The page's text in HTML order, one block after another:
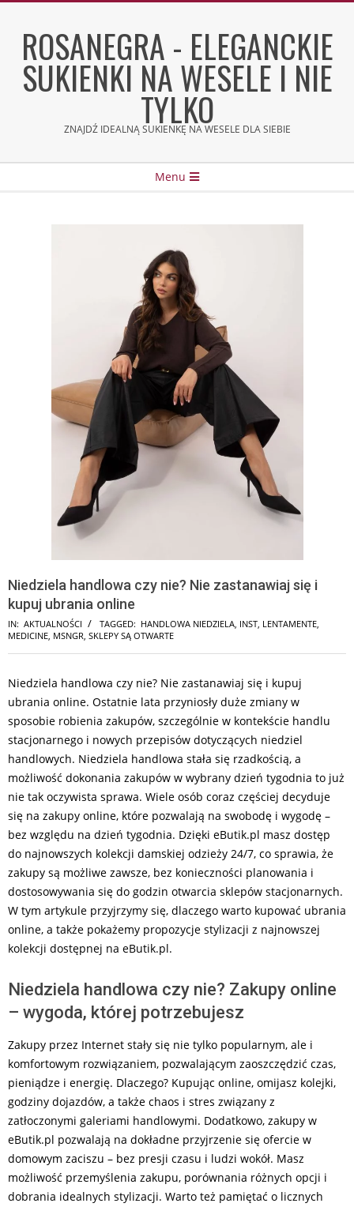
contentROSANEGRA - ELEGANCKIE
SUKIENKI NA WESELE I NIE
TYLKO
ZNAJDŹ IDEALNĄ SUKIENKĘ NA WESELE DLA SIEBIE
Menu
Niedziela handlowa czy nie? Nie zastanawiaj się i
kupuj ubrania online
IN: AKTUALNOŚCI TAGGED: HANDLOWA NIEDZIELA, INST, LENTAMENTE,
MEDICINE, MSNGR, SKLEPY SĄ OTWARTE
Niedziela handlowa czy nie? Nie zastanawiaj się i kupuj
ubrania online. Ostatnie lata przyniosły duże zmiany w
sposobie robienia zakupów, szczególnie w kontekście handlu
stacjonarnego i nowych przepisów dotyczących niedziel
handlowych. Niedziela handlowa stała się rzadkością, a
możliwość dokonania zakupów w wybrany dzień tygodnia to już
nie tak oczywista sprawa. Wiele osób coraz częściej decyduje
się na zakupy online, które pozwalają na swobodę i wygodę –
bez względu na dzień tygodnia. Dzięki eButik.pl masz dostęp
do najnowszych kolekcji damskiej odzieży 24/7, co sprawia, że
zakupy są możliwe zawsze, bez konieczności planowania i
dostosowywania się do godzin otwarcia sklepów stacjonarnych.
W tym artykule przyjrzymy się, dlaczego warto kupować ubrania
online, a także pokażemy propozycje stylizacji z najnowszej
kolekcji dostępnej na eButik.pl.
Niedziela handlowa czy nie? Zakupy online
– wygoda, której potrzebujesz
Zakupy przez Internet stały się nie tylko popularnym, ale i
komfortowym rozwiązaniem, pozwalającym zaoszczędzić czas,
pieniądze i energię. Dlaczego? Kupując online, omijasz kolejki,
godziny dojazdów, a także chaos i stres związany z
zatłoczonymi galeriami handlowymi. Dodatkowo, zakupy w
eButik.pl pozwalają na dokładne przyjrzenie się ofercie w
domowym zaciszu – bez presji czasu i ludzi wokół. Masz
możliwość przemyślenia zakupu, porównania różnych opcji i
dobrania idealnych stylizacji. Warto też pamiętać o licznych